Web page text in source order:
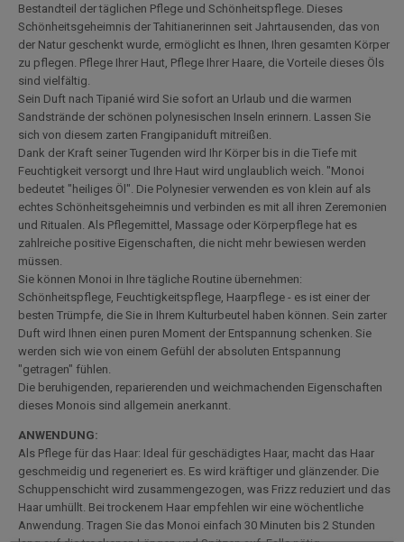
Bestandteil der täglichen Pflege und Schönheitspflege. Dieses
Schönheitsgeheimnis der Tahitianerinnen seit Jahrtausenden, das von
der Natur geschenkt wurde, ermöglicht es Ihnen, Ihren gesamten Körper
zu pflegen. Pflege Ihrer Haut, Pflege Ihrer Haare, die Vorteile dieses Öls
sind vielfältig.
Sein Duft nach Tipanié wird Sie sofort an Urlaub und die warmen
Sandstrände der schönen polynesischen Inseln erinnern. Lassen Sie
sich von diesem zarten Frangipaniduft mitreißen.
Dank der Kraft seiner Tugenden wird Ihr Körper bis in die Tiefe mit
Feuchtigkeit versorgt und Ihre Haut wird unglaublich weich. "Monoi
bedeutet "heiliges Öl". Die Polynesier verwenden es von klein auf als
echtes Schönheitsgeheimnis und verbinden es mit all ihren Zeremonien
und Ritualen. Als Pflegemittel, Massage oder Körperpflege hat es
zahlreiche positive Eigenschaften, die nicht mehr bewiesen werden
müssen.
Sie können Monoi in Ihre tägliche Routine übernehmen:
Schönheitspflege, Feuchtigkeitspflege, Haarpflege - es ist einer der
besten Trümpfe, die Sie in Ihrem Kulturbeutel haben können. Sein zarter
Duft wird Ihnen einen puren Moment der Entspannung schenken. Sie
werden sich wie von einem Gefühl der absoluten Entspannung
"getragen" fühlen.
Die beruhigenden, reparierenden und weichmachenden Eigenschaften
dieses Monois sind allgemein anerkannt.
ANWENDUNG:
Als Pflege für das Haar: Ideal für geschädigtes Haar, macht das Haar
geschmeidig und regeneriert es. Es wird kräftiger und glänzender. Die
Schuppenschicht wird zusammengezogen, was Frizz reduziert und das
Haar umhüllt. Bei trockenem Haar empfehlen wir eine wöchentliche
Anwendung. Tragen Sie das Monoi einfach 30 Minuten bis 2 Stunden